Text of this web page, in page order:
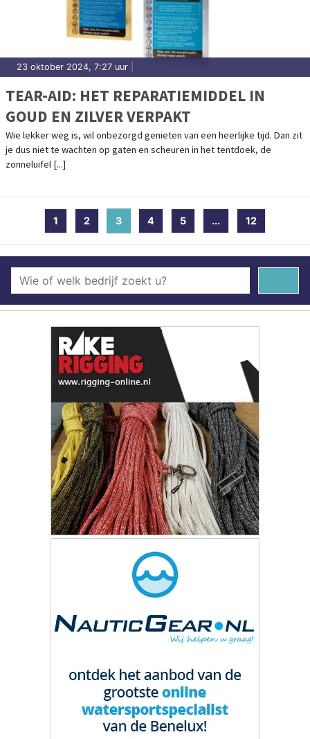
23 oktober 2024, 7:27 uur
TEAR-AID: HET REPARATIEMIDDEL IN
GOUD EN ZILVER VERPAKT
Wie lekker weg is, wil onbezorgd genieten van een heerlijke tijd. Dan zit
je dus niet te wachten op gaten en scheuren in het tentdoek, de
zonneluifel [...]
1 2 3 (current)
4 5 ... 12